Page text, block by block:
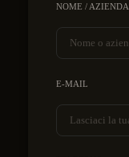
NOME / AZIENDA
E-MAIL